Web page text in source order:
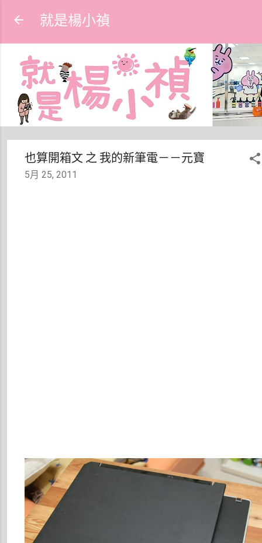
就是楊小禎
也算開箱文 之 我的新筆電－－元寶
5月 25, 2011